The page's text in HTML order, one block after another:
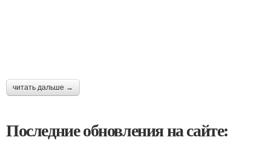
читать дальше →
Последние обновления на сайте: